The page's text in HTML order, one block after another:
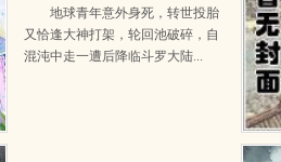
地球青年意外身死，转世投胎
又恰逢大神打架，轮回池破碎，自
混沌中走一遭后降临斗罗大陆...